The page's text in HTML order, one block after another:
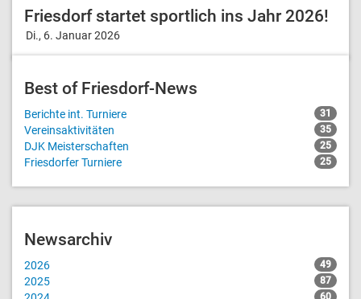
Friesdorf startet sportlich ins Jahr 2026!
Di., 6. Januar 2026
Best of Friesdorf-News
Berichte int. Turniere 31
Vereinsaktivitäten 35
DJK Meisterschaften 25
Friesdorfer Turniere 25
Newsarchiv
2026 49
2025 87
60